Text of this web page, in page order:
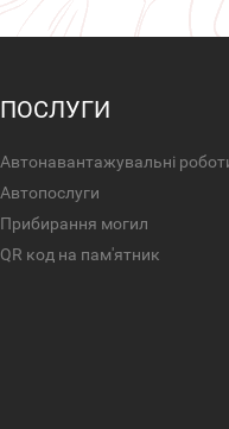
ПОСЛУГИ
Автонавантажувальні
Автопослуги
Прибирання могил
QR код на пам'ятник